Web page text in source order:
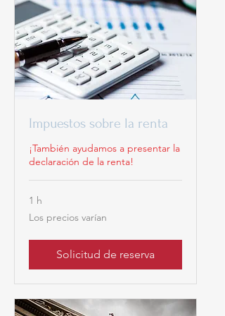
Impuestos sobre la renta
¡También ayudamos a presentar la
declaración de la renta!
1 h
Los
precios
Los precios varían
Solicitud de reserva